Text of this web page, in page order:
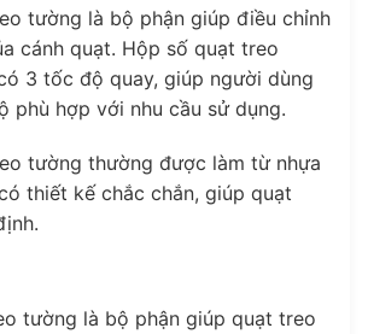
tường là bộ phận giúp điều chỉnh
cánh quạt. Hộp số quạt treo
3 tốc độ quay, giúp người dùng
phù hợp với nhu cầu sử dụng.
tường thường được làm từ nhựa
thiết kế chắc chắn, giúp quạt
tường là bộ phận giúp quạt treo